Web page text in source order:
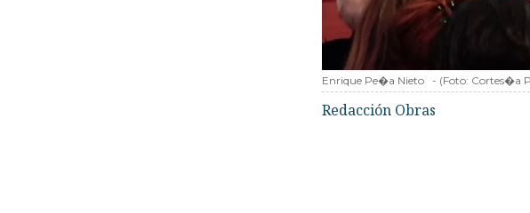
Enrique Pe�a Nieto - (Foto: Cortes�a
Redacción Obras